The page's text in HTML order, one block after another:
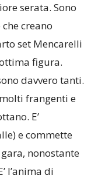
serata. Sono
creano
set Mencarelli
figura.
davvero tanti.
molti frangenti e
E’
e commette
nonostante
l’anima di